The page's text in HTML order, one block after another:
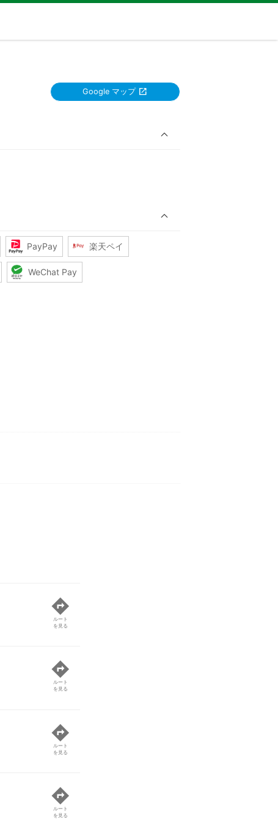
Google マップ
PayPay 楽天ペイ
WeChat Pay
ルート
を見る
ルート
を見る
ルート
を見る
ルート
を見る